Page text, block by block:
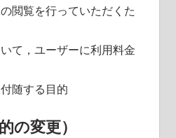
閲覧を行っていただくた
て，ユーザーに利用料金
随する目的
の変更）